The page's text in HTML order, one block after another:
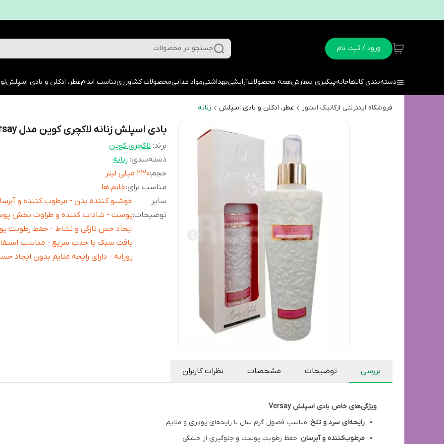
ورود / ثبت نام جستجو در محصولات
دسته‌بندی کالاهاخانهپیگیری سفارشهمه محصولاتآرایشیبهداشتیمواد غذاییمحصولات کشاورزیتناسب اندامعطر، ادکلن و بادی اسپلش
فروشگاه اینترنتی ارگانیک استور عطر، ادکلن و بادی اسپلش زنانه
بادی اسپلش زنانه لاکچری کوین مدل Versay
برند: لاکچری کوین
دسته‌بندی: زنانه
حجم:230 میلی لیتر
مناسب برای:خانم ها
سایر
توضیحات:
خوشبو کننده بدن - مرطوب کننده و
پوست - شاداب کننده و طراوت بخش
ایجاد حس تازگی و نشاط - حفظ رطوبت
بافت سبک با جذب سریع - مناسب
روزانه - دارای رایحه ملایم بدون ایجاد
بررسی توضیحات مشخصات نظرات کاربران
ویژگی‌های خاص بادی اسپلش Versay
رایحه‌ای سرد و تلخ: مناسب فصول گرم سال با رایحه‌ای پودری و ملایم
مرطوب‌کننده و آبرسان: حفظ رطوبت پوست و جلوگیری از خشکی